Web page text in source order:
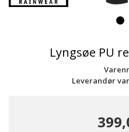
Lyngsøe PU
Leverandør